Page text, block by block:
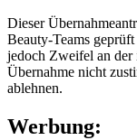
Dieser
Beauty-Teams
jedoch Zweifel an der
Übernahme nicht
ablehnen.
Werbung: